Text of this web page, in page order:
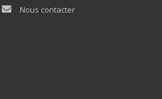
Nous contacter